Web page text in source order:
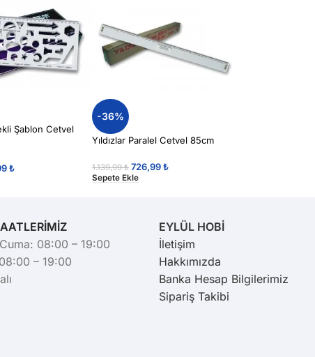
Şablon Cetvel
₺
-36%
Yıldızlar Paralel Cetvel 85cm
1.139,99₺ 726,99₺
Sepete Ekle
08:00 – 19:00
– 19:00
EYLÜL HOBİ
İletişim
Hakkımızda
Banka Hesap Bilgilerimiz
Sipariş Takibi